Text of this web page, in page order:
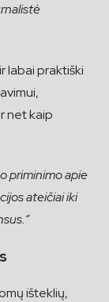
labai praktiški
net kaip
priminimo apie
ateičiai iki
išteklių,